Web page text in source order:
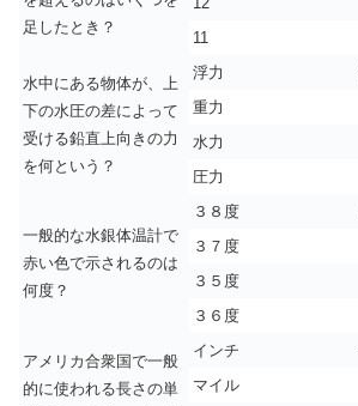
足したとき？
11
水中にある物体が、上
下の水圧の差によって
受ける鉛直上向きの力
を何という？
浮力
重力
水力
圧力
一般的な水銀体温計で
赤い色で示されるのは
何度？
３８度
３７度
３５度
３６度
アメリカ合衆国で一般
的に使われる長さの単
インチ
マイル